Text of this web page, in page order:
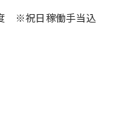
※祝日稼働手当込